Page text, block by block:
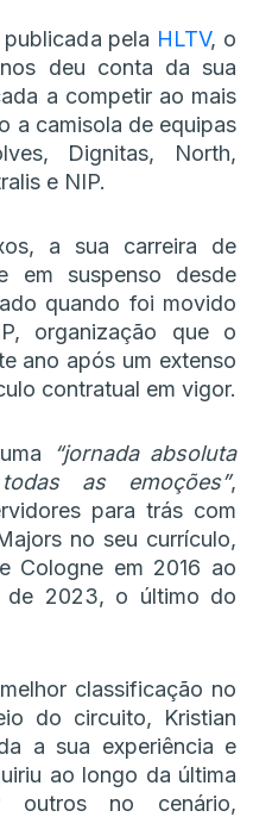
pela HLTV, o
deu conta da sua
a competir ao mais
a camisola de equipas
Dignitas, North,
e NIP.
a sua carreira de
em suspenso desde
quando foi movido
organização que o
ano após um extenso
contratual em vigor.
“jornada absoluta
as emoções”,
para trás com
no seu currículo,
Cologne em 2016 ao
de 2023, o último do
classificação no
do circuito, Kristian
a sua experiência e
ao longo da última
outros no cenário,